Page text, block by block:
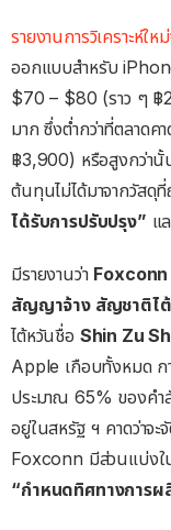
รายงานการวิเคราะห์ใ
ออกแบบสำหรับ
$70 – $80 (ราว ๆ ฿
มาก ซึ่งต่ำกว่าที่ตลาด
฿3,900) หรือสูงกว่านั้
ต้นทุนไม่ได้มาจากวัสดุ
ได้รับการปรับปรุง” แ
มีรายงานว่า
สัญญาจ้าง สัญชาติไ
ไต้หวันชื่อ Shin Zu
Apple เกือบทั้งหมด ก
ประมาณ 65% ของค
อยู่ในสหรัฐ ฯ คาดว่าจ
Foxconn มีส่วนแบ่งใ
“กำหนดทิศทางการผ